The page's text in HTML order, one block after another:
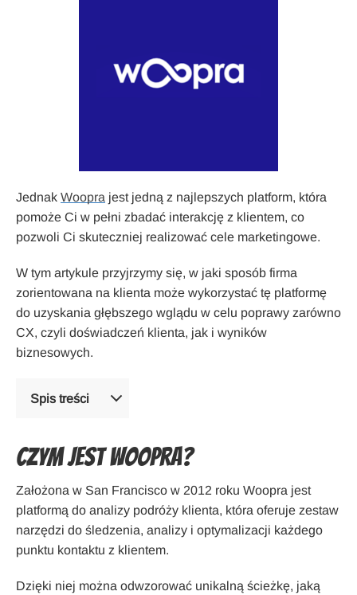
Jednak Woopra jest jedną z najlepszych platform, która
pomoże Ci w pełni zbadać interakcję z klientem, co
pozwoli Ci skuteczniej realizować cele marketingowe.
W tym artykule przyjrzymy się, w jaki sposób firma
zorientowana na klienta może wykorzystać tę platformę
do uzyskania głębszego wglądu w celu poprawy zarówno
CX, czyli doświadczeń klienta, jak i wyników
biznesowych.
Spis treści
Czym jest Woopra?
Założona w San Francisco w 2012 roku Woopra jest
platformą do analizy podróży klienta, która oferuje zestaw
narzędzi do śledzenia, analizy i optymalizacji każdego
punktu kontaktu z klientem.
Dzięki niej można odwzorować unikalną ścieżkę, jaką